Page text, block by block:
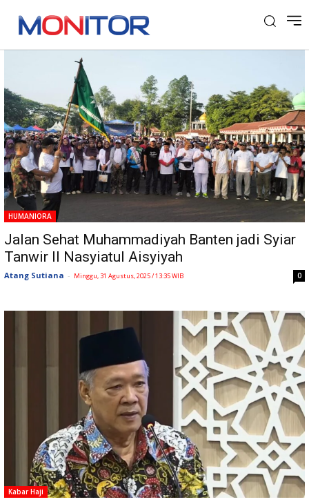
Tag: Muhammadiyah
HUMANIORA
Jalan Sehat Muhammadiyah Banten jadi Syiar
Tanwir II Nasyiatul Aisyiyah
Atang Sutiana - Minggu, 31 Agustus, 2025 / 13:35 WIB 0
Kabar Haji